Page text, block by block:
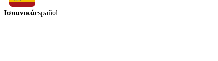
Ισπανικάespañol